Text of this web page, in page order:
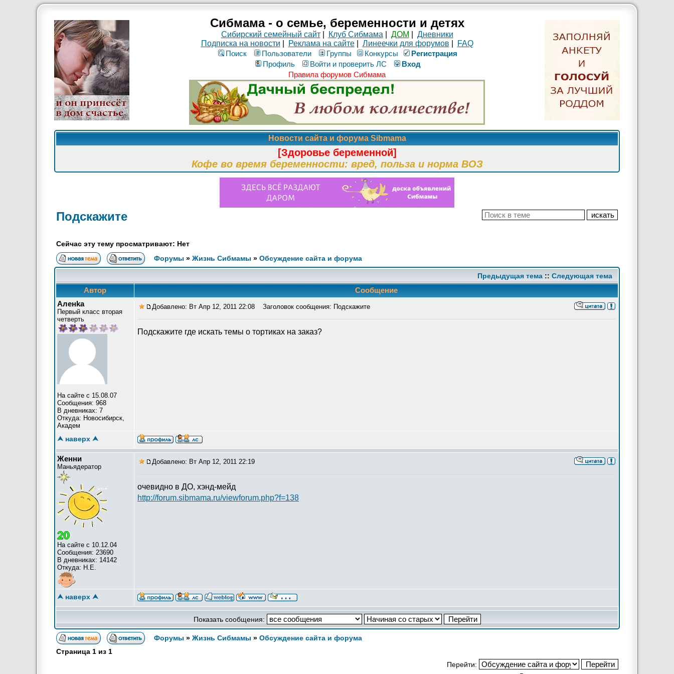
Сибмама - о семье, беременности и детях
Сибирский семейный сайт| Клуб Сибмама ДОМ
Дневники
Подписка на новости
Реклама на сайте| Линеечки для форумов
FAQ
Поиск
Пользователи Группы Конкурсы
Рeгиcтpaция
Профиль
Войти и проверить ЛС
Вход
Правила форумов Сибмама
Новости сайта и форума Sibmama
[Здоровье беременной]
Кофе во время беременности: вред, польза и норма ВОЗ
Подскажите
Сейчас эту тему просматривают: Нет
Форумы » Жизнь Сибмамы » Обсуждение сайта и форума
Предыдущая тема :: Следующая тема
Автор
Сообщение
Аленkа
Первый класс вторая
четверть
На сайте с 15.08.07
Сообщения: 968
В дневниках: 7
Откуда: Новосибирск,
Академ
Добавлено: Вт Апр 12, 2011 22:08 Заголовок сообщения: Подскажите
Подскажите где искать темы о тортиках на заказ?
⮝ наверх ⮝
Женни
Маньядератор
На сайте с 10.12.04
Сообщения: 23690
В дневниках: 14142
Откуда: Н.Е.
Добавлено: Вт Апр 12, 2011 22:19
очевидно в ДО, хэнд-мейд
http://forum.sibmama.ru/viewforum.php?f=138
⮝ наверх ⮝
Показать сообщения:
Форумы » Жизнь Сибмамы » Обсуждение сайта и форума
Страница 1 из 1
Перейти: